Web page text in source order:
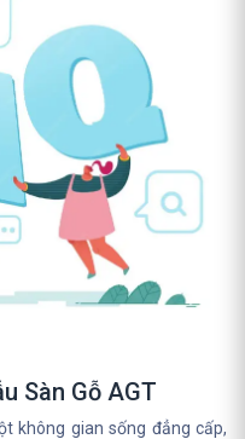
Sàn Gỗ AGT
không gian sống đẳng cấp,